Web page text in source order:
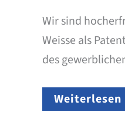
Wir sind
Weisse als
des
Eintritt
in
Weiterlesen